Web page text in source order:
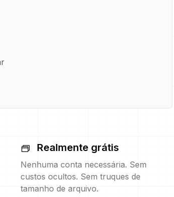
Realmente grátis
Nenhuma conta necessária. Sem
custos ocultos. Sem truques de
tamanho de arquivo.